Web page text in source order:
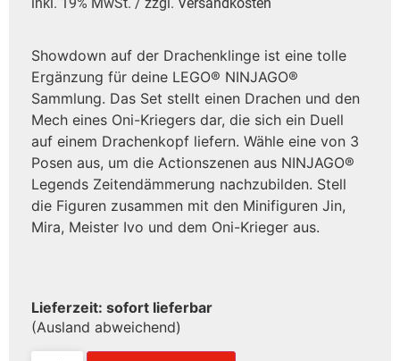
Showdown auf der Drachenklinge ist eine tolle
Ergänzung für deine LEGO® NINJAGO®
Sammlung. Das Set stellt einen Drachen und den
Mech eines Oni-Kriegers dar, die sich ein Duell
auf einem Drachenkopf liefern. Wähle eine von 3
Posen aus, um die Actionszenen aus NINJAGO®
Legends Zeitendämmerung nachzubilden. Stell
die Figuren zusammen mit den Minifiguren Jin,
Mira, Meister Ivo und dem Oni-Krieger aus.
Lieferzeit: sofort lieferbar
(Ausland abweichend)